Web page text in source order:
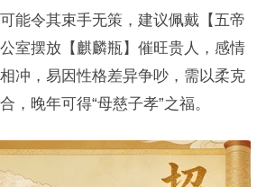
能令其束手无策，建议佩戴【五帝
室摆放【麒麟瓶】催旺贵人，感情
冲，易因性格差异争吵，需以柔克
，晚年可得“母慈子孝”之福。